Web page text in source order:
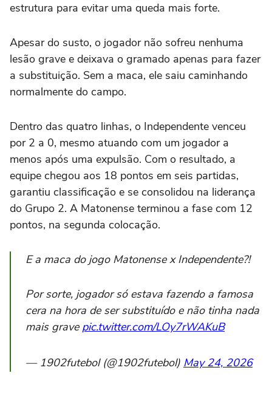
estrutura para evitar uma queda mais forte.
Apesar do susto, o jogador não sofreu nenhuma
lesão grave e deixava o gramado apenas para fazer
a substituição. Sem a maca, ele saiu caminhando
normalmente do campo.
Dentro das quatro linhas, o Independente venceu
por 2 a 0, mesmo atuando com um jogador a
menos após uma expulsão. Com o resultado, a
equipe chegou aos 18 pontos em seis partidas,
garantiu classificação e se consolidou na liderança
do Grupo 2. A Matonense terminou a fase com 12
pontos, na segunda colocação.
E a maca do jogo Matonense x Independente?!
Por sorte, jogador só estava fazendo a famosa
cera na hora de ser substituído e não tinha nada
mais grave pic.twitter.com/LOy7rWAKuB
— 1902futebol (@1902futebol) May 24, 2026